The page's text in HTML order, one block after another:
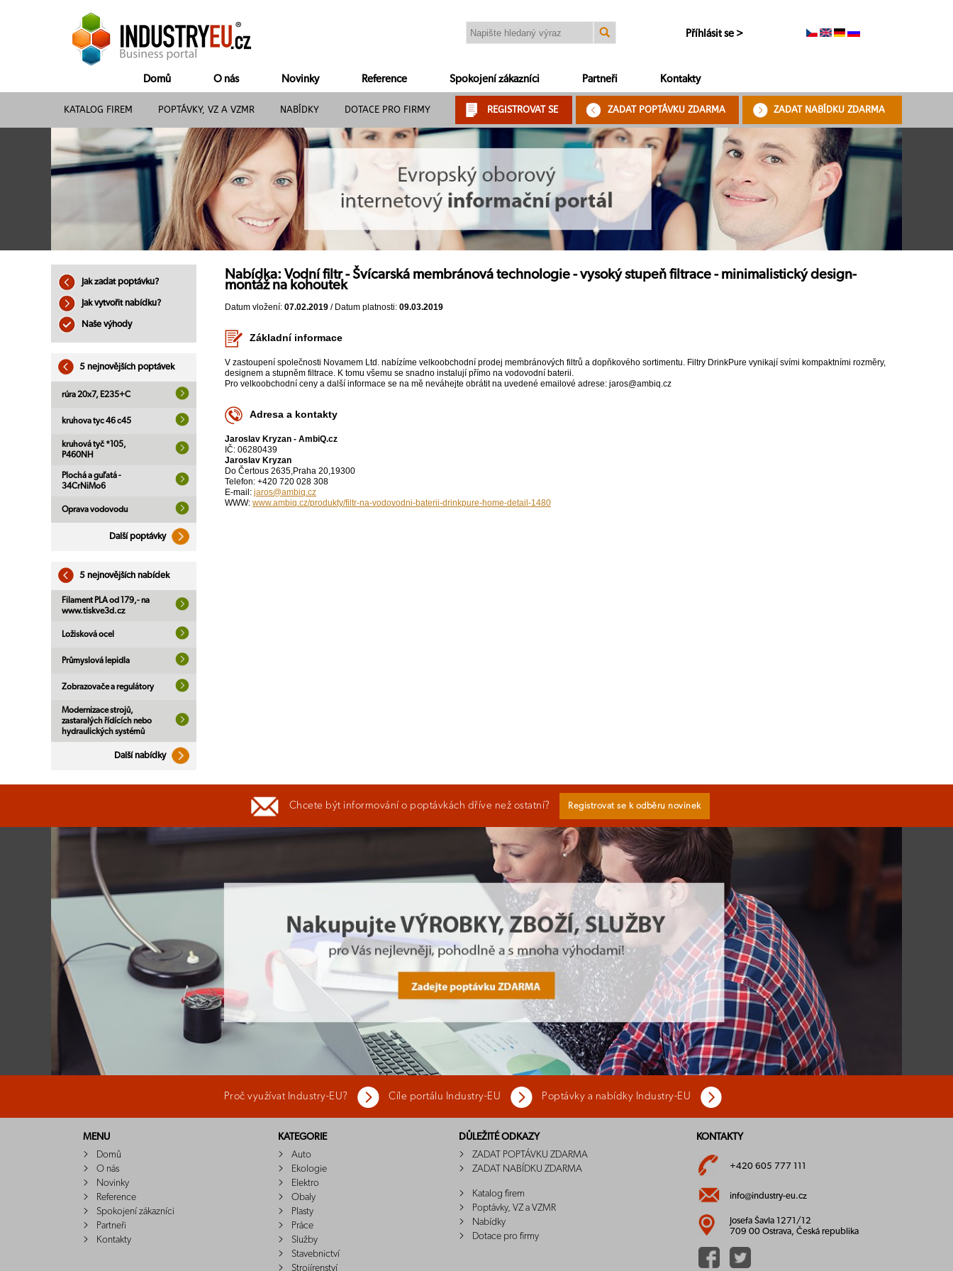
Příhlásit se >
Domů O nás Novinky Reference Spokojení zákazníci Partneři Kontakty
KATALOG FIREM POPTÁVKY, VZ A VZMR NABÍDKY DOTACE PRO FIRMY REGISTROVAT SE ZADAT POPTÁVKU ZDARMA ZADAT NABÍDKU ZDARMA
Jak zadat poptávku?
Jak vytvořit nabídku?
Naše výhody
5 nejnovějších poptávek
rúra 20x7, E235+C
kruhova tyc 46 c45
kruhová tyč *105,
P460NH
Plochá a guľatá -
34CrNiMo6
Oprava vodovodu
Další poptávky
5 nejnovějších nabídek
Filament PLA od 179,- na
www.tiskve3d.cz
Ložisková ocel
Průmyslová lepidla
Zobrazovače a regulátory
Modernizace strojů,
zastaralých řídících nebo
hydraulických systémů
Další nabídky
Nabídka: Vodní filtr - Švícarská membránová technologie - vysoký stupeň filtrace - minimalistický design-
montáž na kohoutek
Datum vložení: 07.02.2019 / Datum platnosti: 09.03.2019
Základní informace
V zastoupení společnosti Novamem Ltd. nabízíme velkoobchodní prodej membránových filtrů a dopňkového sortimentu. Filtry DrinkPure vynikají svími kompaktními rozměry,
designem a stupněm filtrace. K tomu všemu se snadno instalují přímo na vodovodní baterii.
Pro velkoobchodní ceny a další informace se na mě neváhejte obrátit na uvedené emailové adrese: jaros@ambiq.cz
Adresa a kontakty
Jaroslav Kryzan - AmbiQ.cz
IČ: 06280439
Jaroslav Kryzan
Do Čertous 2635,Praha 20,19300
Telefon: +420 720 028 308
E-mail: jaros@ambiq.cz
WWW: www.ambiq.cz/produkty/filtr-na-vodovodni-baterii-drinkpure-home-detail-1480
Chcete být informování o poptávkách dříve než ostatní? Registrovat se k odběru novinek
Proč využívat Industry-EU? Cíle portálu Industry-EU Poptávky a nabídky Industry-EU
MENU
Domů
O nás
Novinky
Reference
Spokojení zákazníci
Partneři
Kontakty
KATEGORIE
Auto
Ekologie
Elektro
Obaly
Plasty
Práce
Služby
Stavebnictví
Strojírenství
DŮLEŽITÉ ODKAZY
ZADAT POPTÁVKU ZDARMA
ZADAT NABÍDKU ZDARMA
Katalog firem
Poptávky, VZ a VZMR
Nabídky
Dotace pro firmy
KONTAKTY
+420 605 777 111
info@industry-eu.cz
Josefa Šavla 1271/12
709 00 Ostrava, Česká republika